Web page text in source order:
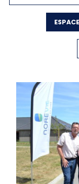
FILTER